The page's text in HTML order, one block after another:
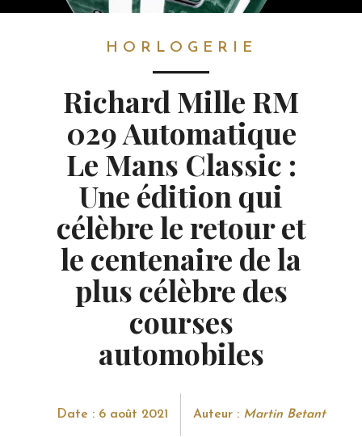
HORLOGERIE
Richard Mille RM
029 Automatique
Le Mans Classic :
Une édition qui
célèbre le retour et
le centenaire de la
plus célèbre des
courses
automobiles
Date : 6 août 2021 Auteur : Martin Betant